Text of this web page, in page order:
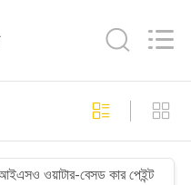
569
ওয়াটার-বেসড কার পেইন্ট